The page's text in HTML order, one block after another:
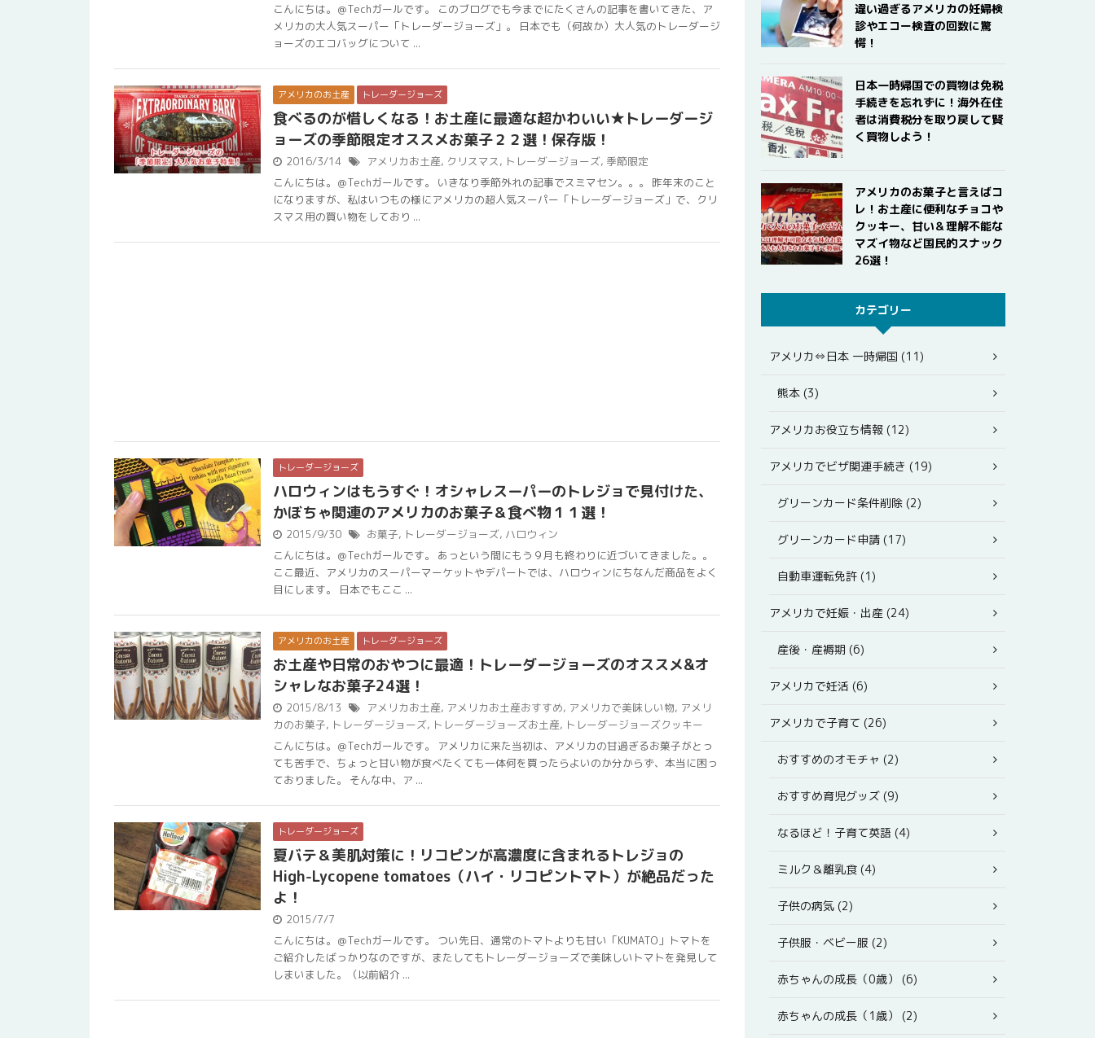
こんにちは。＠Techガールです。 このブログでも今までにたくさんの記事を書いてきた、ア
メリカの大人気スーパー「トレーダージョーズ」。 日本でも（何故か）大人気のトレーダージ
ョーズのエコバッグについて ...
アメリカのお土産 トレーダージョーズ
食べるのが惜しくなる！お土産に最適な超かわいい★トレーダージ
ョーズの季節限定オススメお菓子２２選！保存版！
2016/3/14 アメリカお土産, クリスマス, トレーダージョーズ, 季節限定
こんにちは。＠Techガールです。 いきなり季節外れの記事でスミマセン。。。 昨年末のこと
になりますが、私はいつもの様にアメリカの超人気スーパー「トレーダージョーズ」で、クリ
スマス用の買い物をしており ...
トレーダージョーズ
ハロウィンはもうすぐ！オシャレスーパーのトレジョで見付けた、
かぼちゃ関連のアメリカのお菓子＆食べ物１１選！
2015/9/30 お菓子, トレーダージョーズ, ハロウィン
こんにちは。＠Techガールです。 あっという間にもう９月も終わりに近づいてきました。。
ここ最近、アメリカのスーパーマーケットやデパートでは、ハロウィンにちなんだ商品をよく
目にします。 日本でもここ ...
アメリカのお土産 トレーダージョーズ
お土産や日常のおやつに最適！トレーダージョーズのオススメ&オ
シャレなお菓子24選！
2015/8/13 アメリカお土産, アメリカお土産おすすめ, アメリカで美味しい物, アメリ
カのお菓子, トレーダージョーズ, トレーダージョーズお土産, トレーダージョーズクッキー
こんにちは。＠Techガールです。 アメリカに来た当初は、アメリカの甘過ぎるお菓子がとっ
ても苦手で、ちょっと甘い物が食べたくても一体何を買ったらよいのか分からず、本当に困っ
ておりました。 そんな中、ア ...
トレーダージョーズ
夏バテ＆美肌対策に！リコピンが高濃度に含まれるトレジョの
High-Lycopene tomatoes（ハイ・リコピントマト）が絶品だった
よ！
2015/7/7
こんにちは。＠Techガールです。 つい先日、通常のトマトよりも甘い「KUMATO」トマトを
ご紹介したばっかりなのですが、またしてもトレーダージョーズで美味しいトマトを発見して
しまいました。（以前紹介 ...
違い過ぎるアメリカの妊婦検
診やエコー検査の回数に驚
愕！
日本一時帰国での買物は免税
手続きを忘れずに！海外在住
者は消費税分を取り戻して賢
く買物しよう！
アメリカのお菓子と言えばコ
レ！お土産に便利なチョコや
クッキー、甘い＆理解不能な
マズイ物など国民的スナック
26選！
カテゴリー
アメリカ⇔日本 一時帰国 (11)
熊本 (3)
アメリカお役立ち情報 (12)
アメリカでビザ関連手続き (19)
グリーンカード条件削除 (2)
グリーンカード申請 (17)
自動車運転免許 (1)
アメリカで妊娠・出産 (24)
産後・産褥期 (6)
アメリカで妊活 (6)
アメリカで子育て (26)
おすすめのオモチャ (2)
おすすめ育児グッズ (9)
なるほど！子育て英語 (4)
ミルク＆離乳食 (4)
子供の病気 (2)
子供服・ベビー服 (2)
赤ちゃんの成長（0歳） (6)
赤ちゃんの成長（1歳） (2)